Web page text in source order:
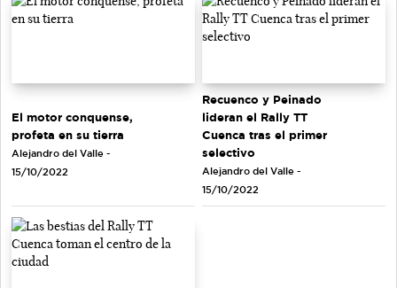
El motor conquense,
profeta en su tierra
Alejandro del Valle -
15/10/2022
Recuenco y Peinado
lideran el Rally TT
Cuenca tras el primer
selectivo
Alejandro del Valle -
15/10/2022